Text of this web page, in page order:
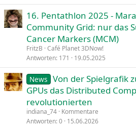
16. Pentathlon 2025 -
Community Grid: nur das
Cancer Markers (MCM)
FritzB Café Planet 3DNow!
Antworten 171 19.05.2025
News Von der Spielgrafik
GPUs das Distributed
revolutionierten
indiana_74 Kommentare
Antworten 0 15.06.2026